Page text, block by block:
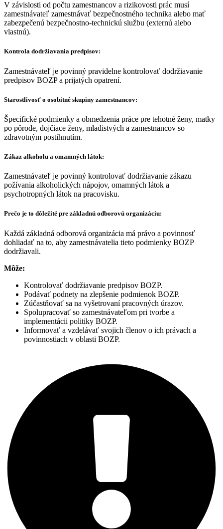
V závislosti od počtu zamestnancov a rizikovosti prác musí
zamestnávateľ zamestnávať bezpečnostného technika alebo mať
zabezpečenú bezpečnostno-technickú službu (externú alebo
vlastnú).
Kontrola dodržiavania predpisov:
Zamestnávateľ je povinný pravidelne kontrolovať dodržiavanie
predpisov BOZP a prijatých opatrení.
Starostlivosť o osobitné skupiny zamestnancov:
Špecifické podmienky a obmedzenia práce pre tehotné ženy, matky
po pôrode, dojčiace ženy, mladistvých a zamestnancov so
zdravotným postihnutím.
Zákaz alkoholu a omamných látok:
Zamestnávateľ je povinný kontrolovať dodržiavanie zákazu
požívania alkoholických nápojov, omamných látok a
psychotropných látok na pracovisku.
Prečo je to dôležité pre základnú odborovú organizáciu:
Každá základná odborová organizácia má právo a povinnosť
dohliadať na to, aby zamestnávatelia tieto podmienky BOZP
dodržiavali.
Môže:
Kontrolovať dodržiavanie predpisov BOZP.
Podávať podnety na zlepšenie podmienok BOZP.
Zúčastňovať sa na vyšetrovaní pracovných úrazov.
Spolupracovať so zamestnávateľom pri tvorbe a
implementácii politiky BOZP.
Informovať a vzdelávať svojich členov o ich právach a
povinnostiach v oblasti BOZP.